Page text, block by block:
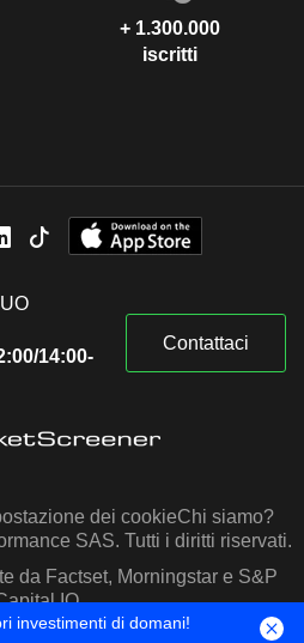
+ 1.300.000
iscritti
14:00-
Contattaci
dei cookieChi siamo?
SAS. Tutti i diritti riservati.
da Factset, Morningstar e S&P
IQ
investimenti di domani!